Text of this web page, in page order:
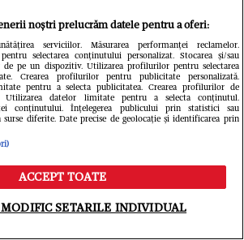
noștri prelucrăm datele pentru a oferi:
serviciilor. Măsurarea performanței reclamelor.
selectarea conținutului personalizat. Stocarea și/sau
de pe un dispozitiv. Utilizarea profilurilor pentru selectarea
Crearea profilurilor pentru publicitate personalizată.
pentru a selecta publicitatea. Crearea profilurilor de
Utilizarea datelor limitate pentru a selecta conținutul.
conținutului. Înțelegerea publicului prin statistici sau
diferite. Date precise de geolocație și identificarea prin
ACCEPT TOATE
SETARILE INDIVIDUAL